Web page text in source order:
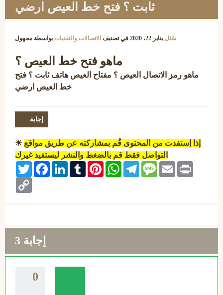
ثابت ؟ فتح خط العيص ارضي
سُئل يناير 22، 2020 في تصنيف الاتصالات والتقنيات بواسطة مجهول
ماهو فتح خط العيص ؟
ماهو رمز الاتصال العيص ؟ مفتاح العيص هاتف ثابت ؟ فتح
خط العيص ارضي
☀ إذا إستفدت من المحتوى قُم بمشاركته عن طريق مواقع
التواصل فقط قم بالضغط والنشر ليستفيد غيرك
TwitterFacebookLinkedInTumblrPinterestWhatsAppTelegramMessageEmail
3 إجابة
0